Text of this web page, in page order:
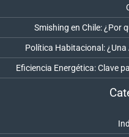
Smishing en Chile: ¿Por
Política Habitacional:
Eficiencia Energética: Clave